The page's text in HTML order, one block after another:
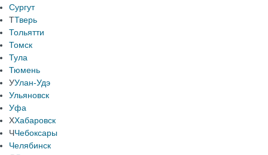
Сургут
ТТверь
Тольятти
Томск
Тула
Тюмень
УУлан-Удэ
Ульяновск
Уфа
ХХабаровск
ЧЧебоксары
Челябинск